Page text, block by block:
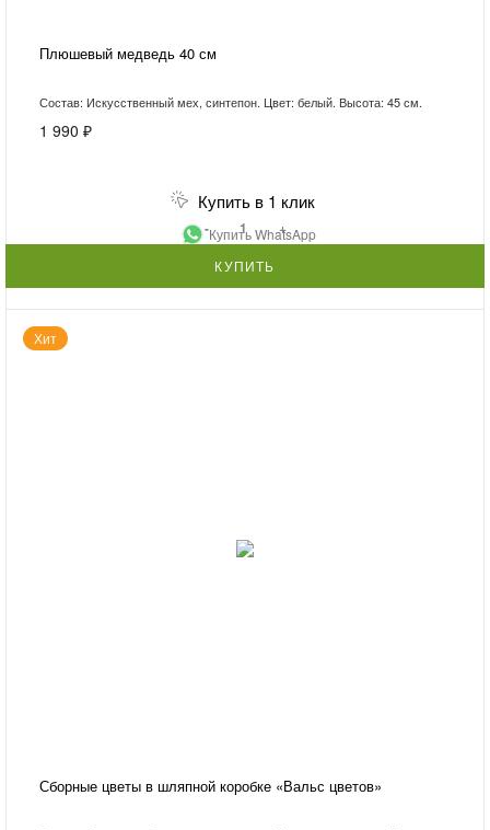
Плюшевый медведь 40 см
Состав: Искусственный мех, синтепон. Цвет: белый. Высота: 45 см.
1 990 ₽
Купить в 1 клик
Купить WhatsApp
- +
КУПИТЬ
Хит
Сборные цветы в шляпной коробке «Вальс цветов»